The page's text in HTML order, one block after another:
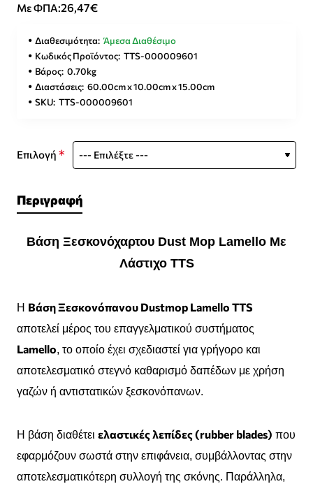
Με ΦΠΑ:26,47€
Διαθεσιμότητα: Άμεσα Διαθέσιμο
Κωδικός Προϊόντος: TTS-000009601
Βάρος: 0.70kg
Διαστάσεις: 60.00cm x 10.00cm x 15.00cm
SKU: TTS-000009601
Επιλογή
Περιγραφή
Βάση Ξεσκονόχαρτου Dust Mop Lamello Με
Λάστιχο TTS
Η Βάση Ξεσκονόπανου Dustmop Lamello TTS
αποτελεί μέρος του επαγγελματικού συστήματος
Lamello, το οποίο έχει σχεδιαστεί για γρήγορο και
αποτελεσματικό στεγνό καθαρισμό δαπέδων με χρήση
γαζών ή αντιστατικών ξεσκονόπανων.
Η βάση διαθέτει ελαστικές λεπίδες (rubber blades) που
εφαρμόζουν σωστά στην επιφάνεια, συμβάλλοντας στην
αποτελεσματικότερη συλλογή της σκόνης. Παράλληλα,